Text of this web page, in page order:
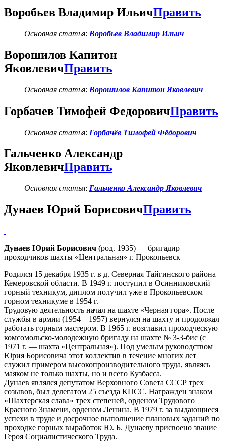
Воробьев Владимир ИльичПравить
Основная статья: Воробьев Владимир Ильич
Ворошилов Капитон
ЯковлевичПравить
Основная статья: Ворошилов Капитон Яковлевич
Горбачев Тимофей ФедоровичПравить
Основная статья: Горбачёв Тимофей Фёдорович
Гальченко Александр
ЯковлевичПравить
Основная статья: Гальченко Александр Яковлевич
Дунаев Юрий БорисовичПравить
Дунаев Юрий Борисович (род. 1935) — бригадир
проходчиков шахты «Центральная» г. Прокопьевск
Родился 15 декабря 1935 г. в д. Северная Тайгинского района
Кемеровской области. В 1949 г. поступил в Осинниковский
горный техникум, диплом получил уже в Прокопьевском
горном техникуме в 1954 г.
Трудовую деятельность начал на шахте «Черная гора». После
службы в армии (1954—1957) вернулся на шахту и продолжал
работать горным мастером. В 1965 г. возглавил проходческую
комсомольско-молодежную бригаду на шахте № 3-3-бис (с
1971 г. — шахта «Центральная»). Под умелым руководством
Юрия Борисовича этот коллектив в течение многих лет
служил примером высокопроизводительного труда, являясь
маяком не только шахты, но и всего Кузбасса.
Дунаев являлся депутатом Верховного Совета СССР трех
созывов, был делегатом 25 съезда КПСС. Награжден знаком
«Шахтерская слава» трех степеней, орденом Трудового
Красного Знамени, орденом Ленина. В 1979 г. за выдающиеся
успехи в труде и досрочное выполнение плановых заданий по
проходке горных выработок Ю. Б. Дунаеву присвоено звание
Героя Социалистического Труда.